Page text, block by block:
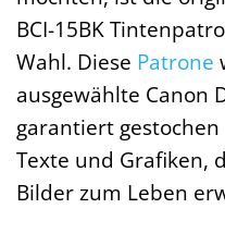
BCI-15BK
Wahl. Diese Patrone
ausgewählte Canon
garantiert
Texte und Grafiken,
Bilder zum Leben